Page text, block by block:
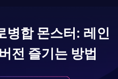
병합 몬스터: 레인
전 즐기는 방법